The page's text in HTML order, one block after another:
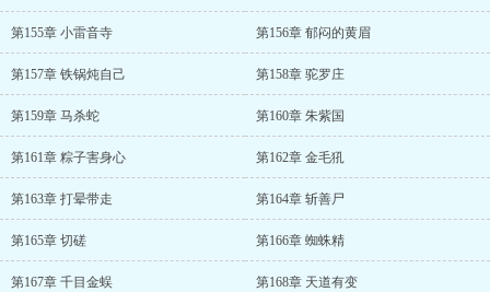
第155章 小雷音寺 第156章 郁闷的黄眉
第157章 铁锅炖自己 第158章 驼罗庄
第159章 马杀蛇 第160章 朱紫国
第161章 粽子害身心 第162章 金毛犼
第163章 打晕带走 第164章 斩善尸
第165章 切磋 第166章 蜘蛛精
第167章 千目金蜈 第168章 天道有变